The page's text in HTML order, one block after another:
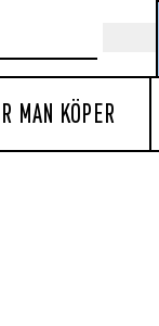
MAN KÖPER